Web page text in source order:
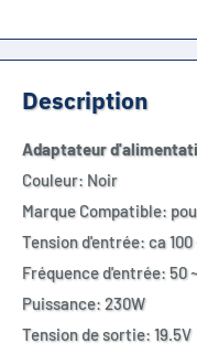
Description
Adaptateur
Couleur: Noir
Marque Compatible:
Tension d'entrée: ca 100
Fréquence d'entrée: 50
Puissance: 230W
Tension de sortie: 19.5V